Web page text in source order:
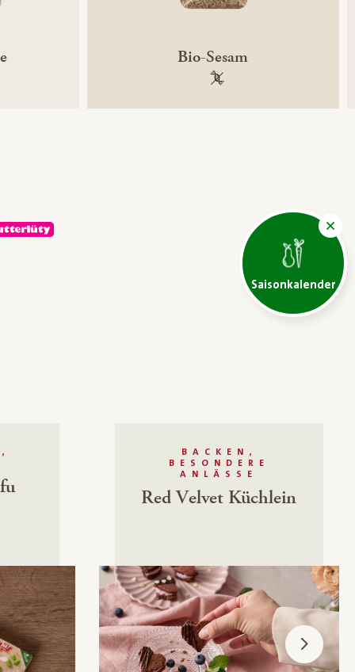
Saisonkalender
Bio-Sesam
100 % gentechnikfrei
BACKEN,
BESONDERE
ANLÄSSE
Red Velvet Küchlein